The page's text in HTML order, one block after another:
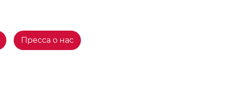
Пресса о нас